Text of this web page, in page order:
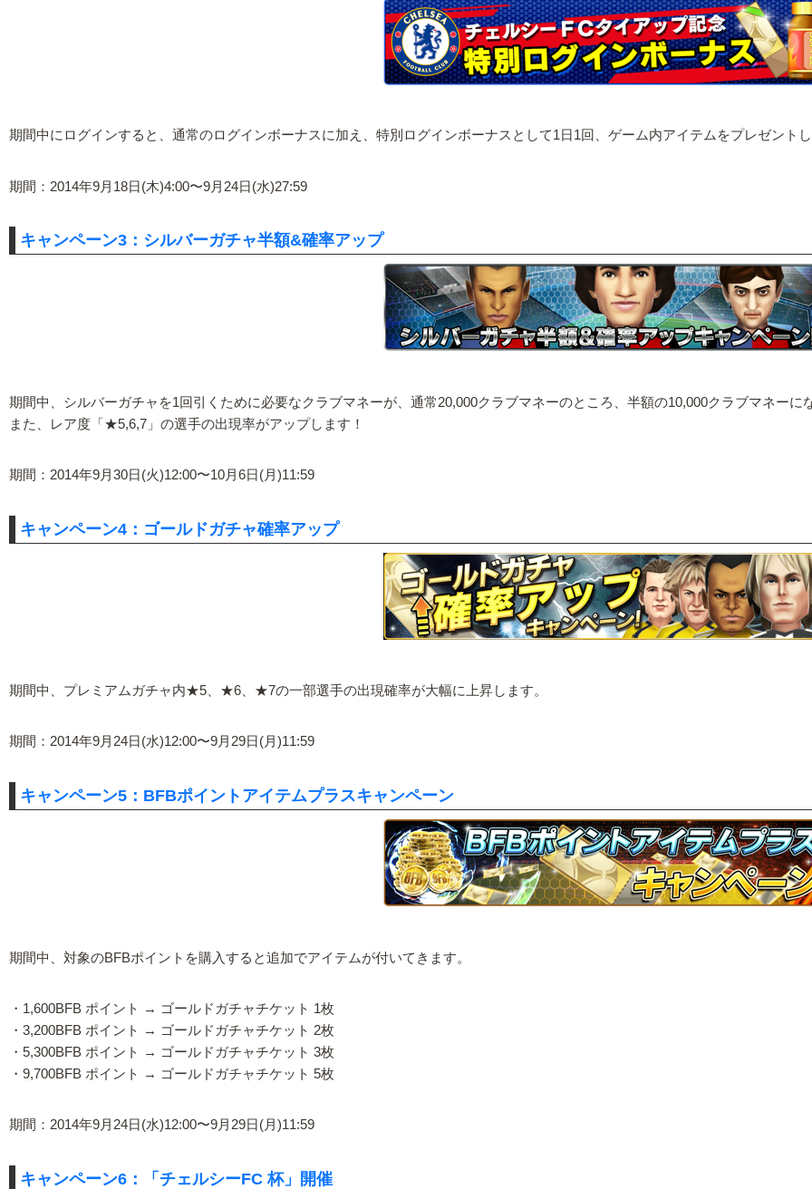
期間中にログインすると、通常のログインボーナスに加え、特別ログインボーナスとして1日1回、ゲーム内アイテムをプレゼント
期間：2014年9月18日(木)4:00〜9月24日(水)27:59
キャンペーン3：シルバーガチャ半額&確率アップ
期間中、シルバーガチャを1回引くために必要なクラブマネーが、通常20,000クラブマネーのところ、半額の10,000クラブマネーに
また、レア度「★5,6,7」の選手の出現率がアップします！
期間：2014年9月30日(火)12:00〜10月6日(月)11:59
キャンペーン4：ゴールドガチャ確率アップ
期間中、プレミアムガチャ内★5、★6、★7の一部選手の出現確率が大幅に上昇します。
期間：2014年9月24日(水)12:00〜9月29日(月)11:59
キャンペーン5：BFBポイントアイテムプラスキャンペーン
期間中、対象のBFBポイントを購入すると追加でアイテムが付いてきます。
・1,600BFB ポイント → ゴールドガチャチケット 1枚
・3,200BFB ポイント → ゴールドガチャチケット 2枚
・5,300BFB ポイント → ゴールドガチャチケット 3枚
・9,700BFB ポイント → ゴールドガチャチケット 5枚
期間：2014年9月24日(水)12:00〜9月29日(月)11:59
キャンペーン6：「チェルシーFC 杯」開催